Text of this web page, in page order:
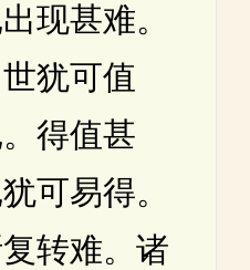
现甚难。
犹可值
得值甚
可易得。
转难。诸